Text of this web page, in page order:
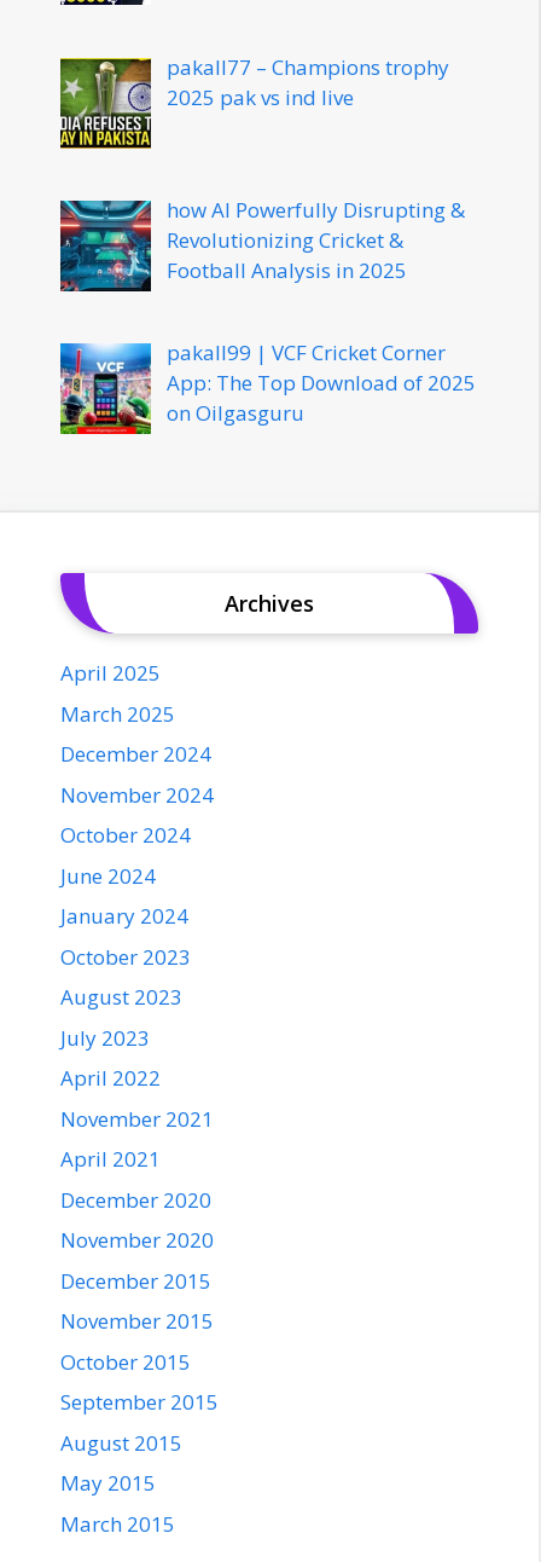
pakall77 – Champions trophy
2025 pak vs ind live
how AI Powerfully Disrupting &
Revolutionizing Cricket &
Football Analysis in 2025
pakall99 | VCF Cricket Corner
App: The Top Download of 2025
on Oilgasguru
Archives
April 2025
March 2025
December 2024
November 2024
October 2024
June 2024
January 2024
October 2023
August 2023
July 2023
April 2022
November 2021
April 2021
December 2020
November 2020
December 2015
November 2015
October 2015
September 2015
August 2015
May 2015
March 2015